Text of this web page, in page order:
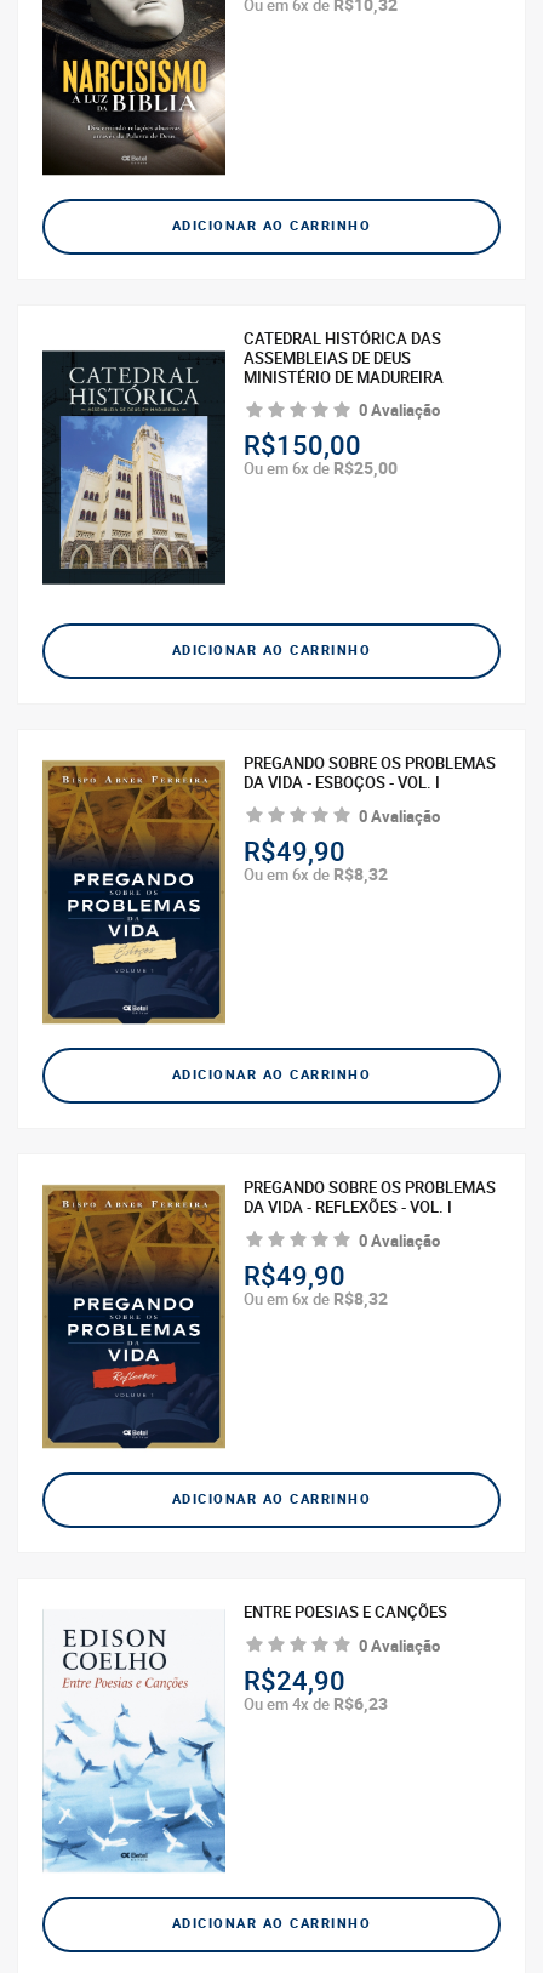
Ou em 6x de R$10,32
ADICIONAR AO CARRINHO
CATEDRAL HISTÓRICA DAS
ASSEMBLEIAS DE DEUS
MINISTÉRIO DE MADUREIRA
0 Avaliação
R$150,00
Ou em 6x de R$25,00
ADICIONAR AO CARRINHO
PREGANDO SOBRE OS PROBLEMAS
DA VIDA - ESBOÇOS - VOL. I
0 Avaliação
R$49,90
Ou em 6x de R$8,32
ADICIONAR AO CARRINHO
PREGANDO SOBRE OS PROBLEMAS
DA VIDA - REFLEXÕES - VOL. I
0 Avaliação
R$49,90
Ou em 6x de R$8,32
ADICIONAR AO CARRINHO
ENTRE POESIAS E CANÇÕES
0 Avaliação
R$24,90
Ou em 4x de R$6,23
ADICIONAR AO CARRINHO